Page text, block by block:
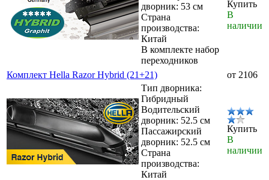
дворник: 53 см
Страна
производства:
Китай
В комплекте набор
переходников
Купить
В
наличии
Комплект Hella Razor Hybrid (21+21)
от 2106
Тип дворника:
Гибридный
Водительский
дворник: 52.5 см
Пассажирский
дворник: 52.5 см
Страна
производства:
Китай
Купить
В
наличии